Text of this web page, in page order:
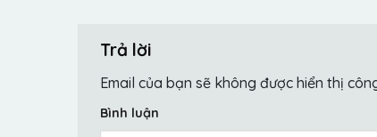
Trả lời
Email của bạn sẽ không được hiển thị
Bình luận